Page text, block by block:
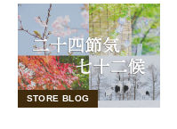
STORE BLOG